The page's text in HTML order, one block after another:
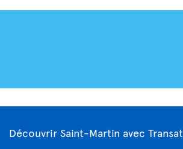
Découvrir Saint-Martin avec Transat